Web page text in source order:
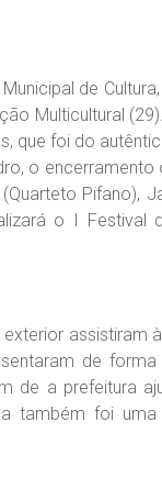
de
Multicultural
que foi do
o
Pifano),
o I Festival
assistiram
de forma
de a prefeitura
também foi